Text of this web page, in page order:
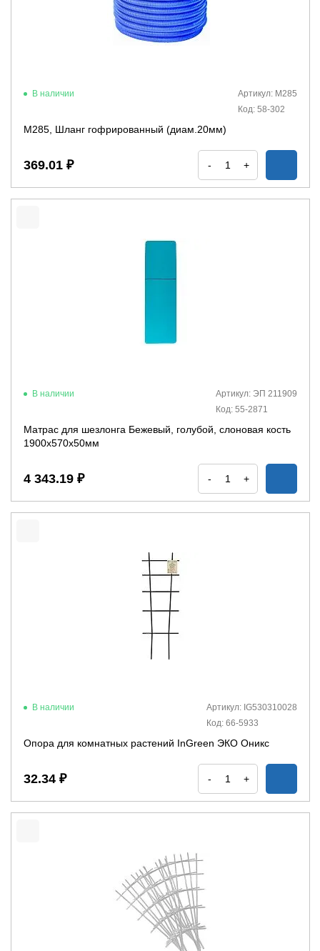
В наличии
Артикул: М285
Код: 58-302
М285, Шланг гофрированный (диам.20мм)
369.01 ₽ - +
В наличии
Артикул: ЭП 211909
Код: 55-2871
Матрас для шезлонга Бежевый, голубой, слоновая кость
1900х570х50мм
4 343.19 ₽ - +
В наличии
Артикул: IG530310028
Код: 66-5933
Опора для комнатных растений InGreen ЭКО Оникс
32.34 ₽ - +